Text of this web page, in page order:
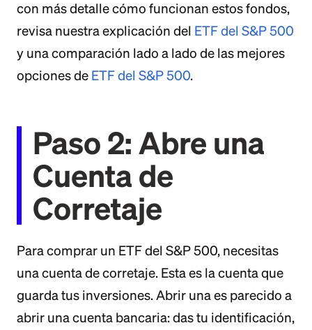
con más detalle cómo funcionan estos fondos,
revisa nuestra explicación del ETF del S&P 500
y una comparación lado a lado de las mejores
opciones de ETF del S&P 500.
Paso 2: Abre una
Cuenta de
Corretaje
Para comprar un ETF del S&P 500, necesitas
una cuenta de corretaje. Esta es la cuenta que
guarda tus inversiones. Abrir una es parecido a
abrir una cuenta bancaria: das tu identificación,